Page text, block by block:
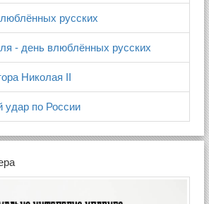
русских
- день влюблённых русских
Николая II
удар по России